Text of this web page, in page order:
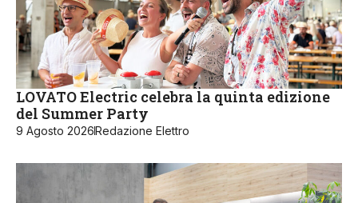
LOVATO Electric celebra la quinta edizione
del Summer Party
9 Agosto 2026Redazione Elettro